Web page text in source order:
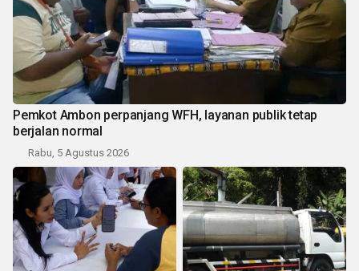
Pemkot Ambon perpanjang WFH, layanan publik tetap
berjalan normal
Rabu, 5 Agustus 2026